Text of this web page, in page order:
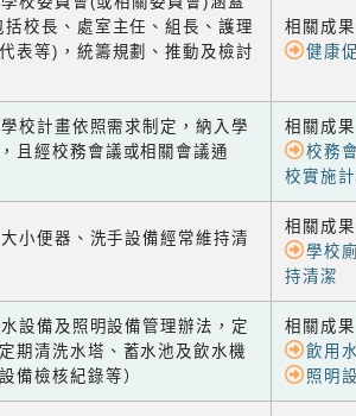
校長、處室主任、組長、護理
表等)，統籌規劃、推動及檢討
相關成果
健康
校計畫依照需求制定，納入學
且經校務會議或相關會議通
相關成果
校務
校實施
小便器、洗手設備經常維持清
相關成果
學校
持清潔
設備及照明設備管理辦法，定
期清洗水塔、蓄水池及飲水機
備檢核紀錄等）
相關成果
飲用
照明